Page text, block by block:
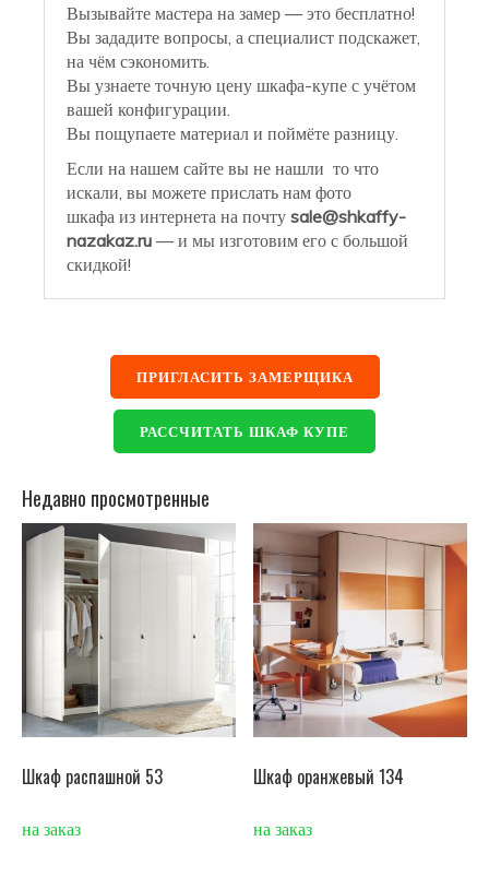
Вызывайте мастера на замер — это бесплатно!
Вы зададите вопросы, а специалист подскажет,
на чём сэкономить.
Вы узнаете точную цену шкафа-купе с учётом
вашей конфигурации.
Вы пощупаете материал и поймёте разницу.
Если на нашем сайте вы не нашли то что
искали, вы можете прислать нам фото
шкафа из интернета на почту sale@shkaffy-
nazakaz.ru — и мы изготовим его с большой
скидкой!
ПРИГЛАСИТЬ ЗАМЕРЩИКА
РАССЧИТАТЬ ШКАФ КУПЕ
Недавно просмотренные
Шкаф распашной 53
на заказ
Шкаф оранжевый 134
на заказ